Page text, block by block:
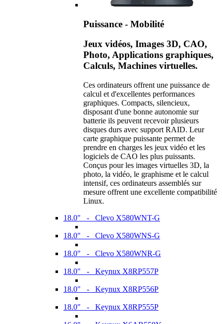
Puissance - Mobilité
Jeux vidéos, Images 3D, CAO,
Photo, Applications graphiques,
Calculs, Machines virtuelles.
Ces ordinateurs offrent une puissance de
calcul et d'excellentes performances
graphiques. Compacts, silencieux,
disposant d'une bonne autonomie sur
batterie ils peuvent recevoir plusieurs
disques durs avec support RAID. Leur
carte graphique puissante permet de
prendre en charges les jeux vidéo et les
logiciels de CAO les plus puissants.
Conçus pour les images virtuelles 3D, la
photo, la vidéo, le graphisme et le calcul
intensif, ces ordinateurs assemblés sur
mesure offrent une excellente compatibilité
Linux.
18.0" - Clevo X580WNT-G
18.0" - Clevo X580WNS-G
18.0" - Clevo X580WNR-G
18.0" - Keynux X8RP557P
18.0" - Keynux X8RP556P
18.0" - Keynux X8RP555P